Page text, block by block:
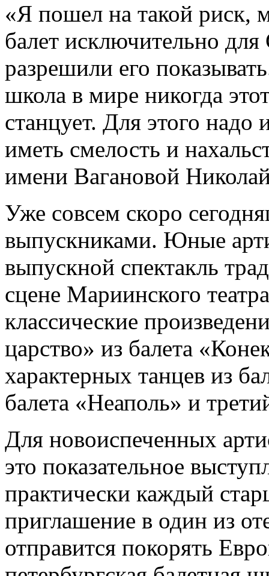
«Я пошел на такой риск,
балет исключительно
разрешили его
школа в мире никогда
станцует. Для этого надо
иметь смелость и
имени Вагановой
Уже совсем скоро
выпускниками. Юные
выпускной спектакль
сцене Мариинского
классические
царство» из балета
характерных танцев из
балета «Неаполь» и
Для новоиспеченных
это показательное
практически каждый
приглашение в один из
отправится покорять